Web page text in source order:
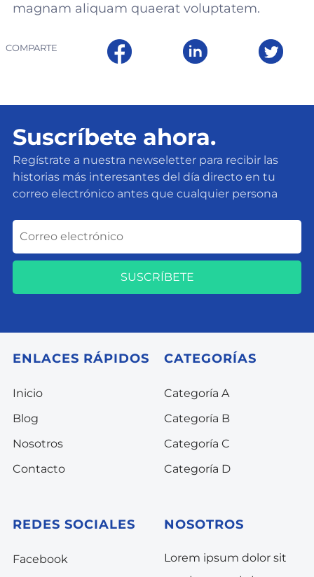
magnam aliquam quaerat voluptatem.
COMPARTE
Suscríbete ahora.
Regístrate a nuestra newseletter para recibir las
historias más interesantes del día directo en tu
correo electrónico antes que cualquier persona
SUSCRÍBETE
ENLACES RÁPIDOS
Inicio
Blog
Nosotros
Contacto
CATEGORÍAS
Categoría A
Categoría B
Categoría C
Categoría D
REDES SOCIALES
Facebook
NOSOTROS
Lorem ipsum dolor sit